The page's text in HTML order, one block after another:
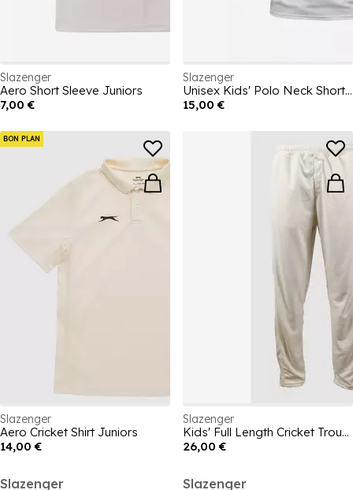
Slazenger
Aero Short Sleeve Juniors
7,00 €
Slazenger
Unisex Kids' Polo Neck Short Sleeve Cricket Shirt
15,00 €
BON PLAN
Slazenger
Aero Cricket Shirt Juniors
14,00 €
Slazenger
Kids' Full Length Cricket Trousers
26,00 €
Slazenger Slazenger